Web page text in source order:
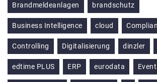
Brandmeldeanlagen brandschutz
Business Intelligence cloud
Controlling Digitalisierung dinzler
edtime PLUS ERP eurodata Event